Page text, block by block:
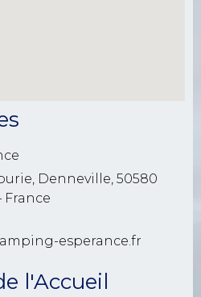
Denneville, 50580
France
esperance.fr
l'Accueil